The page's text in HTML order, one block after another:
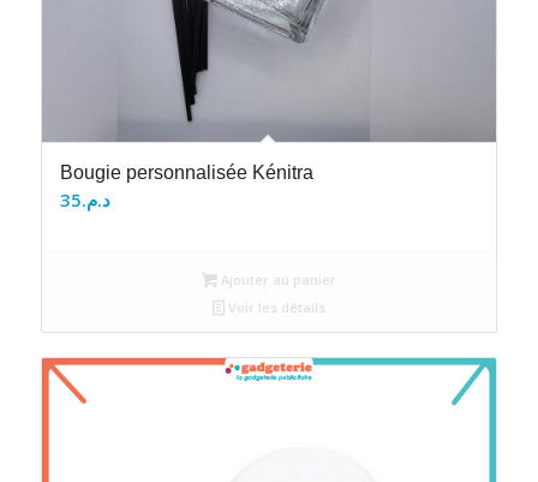
Bougie personnalisée Kénitra
د.م.35
Ajouter au panier
Voir les détails